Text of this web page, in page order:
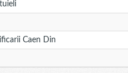
Caen Din